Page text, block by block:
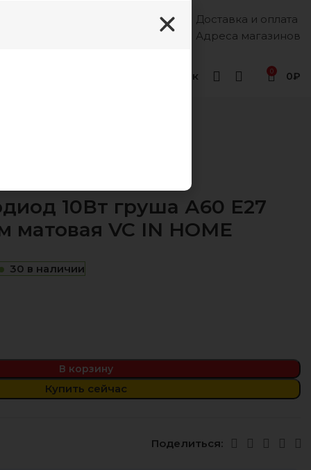
Доставка и оплата
Адреса магазинов
Геленджик 0 0₽
10Вт груша А60 Е27
матовая VC IN HOME
30 в наличии
В корзину
Купить сейчас
Поделиться: